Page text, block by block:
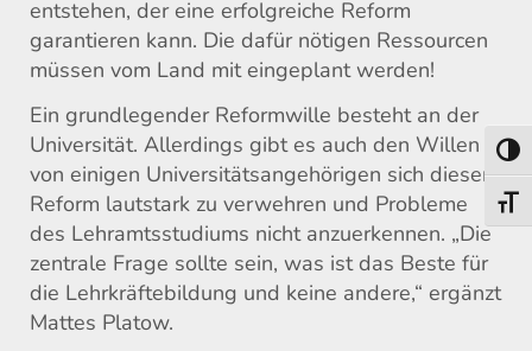
entstehen, der eine erfolgreiche Reform
garantieren kann. Die dafür nötigen Ressourcen
müssen vom Land mit eingeplant werden!
Ein grundlegender Reformwille besteht an der
Universität. Allerdings gibt es auch den Willen
von einigen Universitätsangehörigen sich dieser
Reform lautstark zu verwehren und Probleme
des Lehramtsstudiums nicht anzuerkennen. „Die
zentrale Frage sollte sein, was ist das Beste für
die Lehrkräftebildung und keine andere,“ ergänzt
Mattes Platow.